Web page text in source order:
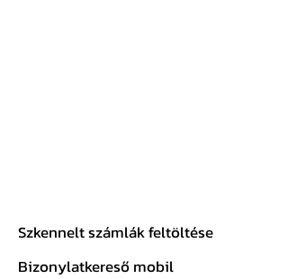
Szkennelt számlák feltöltése
Bizonylatkereső mobil